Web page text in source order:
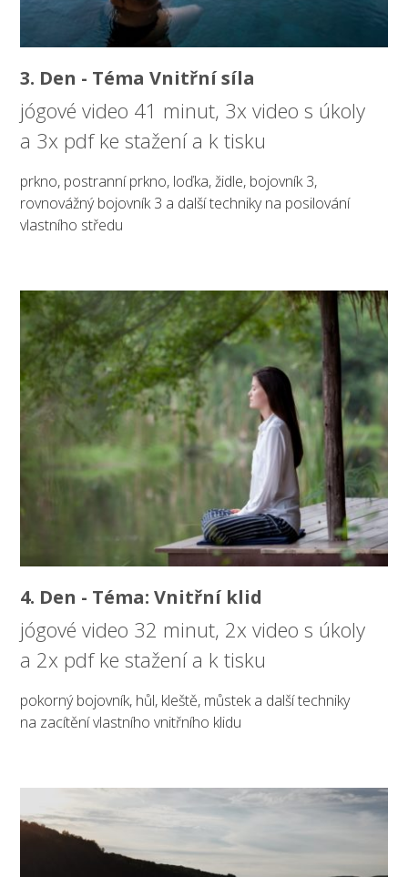
3. Den - Téma Vnitřní síla
jógové video 41 minut, 3x video s úkoly
a 3x pdf ke stažení a k tisku
prkno, postranní prkno, loďka, židle, bojovník 3,
rovnovážný bojovník 3 a další techniky na posilování
vlastního středu
4. Den - Téma: Vnitřní klid
jógové video 32 minut, 2x video s úkoly
a 2x pdf ke stažení a k tisku
pokorný bojovník, hůl, kleště, můstek a další techniky
na zacítění vlastního vnitřního klidu